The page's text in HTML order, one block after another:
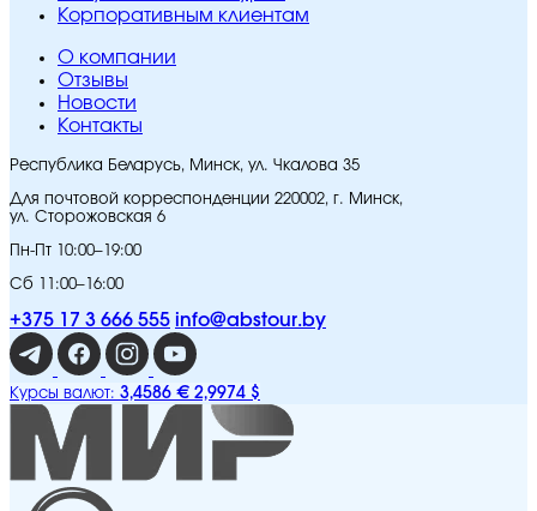
Корпоративным клиентам
O компании
Отзывы
Новости
Контакты
Республика Беларусь, Минск, ул. Чкалова 35
Для почтовой корреспонденции 220002, г. Минск,
ул. Сторожовская 6
Пн-Пт 10:00–19:00
Сб 11:00–16:00
+375 17 3 666 555 info@abstour.by
Курсы валют: 3,4586 € 2,9974 $